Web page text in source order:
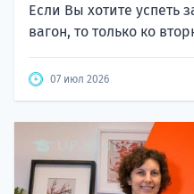
Если Вы хотите успеть
вагон, то только ко
07 июл 2026